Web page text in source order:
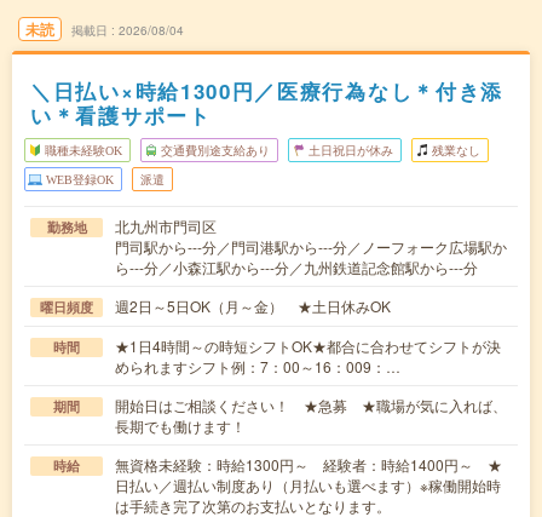
未読 掲載日 2026/08/04
＼日払い×時給1300円／医療行為なし＊付き添
い＊看護サポート
職種未経験OK 交通費別途支給あり 土日祝日が休み 残業なし
WEB登録OK 派遣
勤務地
北九州市門司区
門司駅から---分／門司港駅から---分／ノーフォーク広場駅か
ら---分／小森江駅から---分／九州鉄道記念館駅から---分
曜日頻度 週2日～5日OK（月～金） ★土日休みOK
時間
★1日4時間～の時短シフトOK★都合に合わせてシフトが決
められますシフト例：7：00～16：009：…
期間
開始日はご相談ください！ ★急募 ★職場が気に入れば、
長期でも働けます！
時給
無資格未経験：時給1300円～ 経験者：時給1400円～ ★
日払い／週払い制度あり（月払いも選べます）※稼働開始時
は手続き完了次第のお支払いとなります。